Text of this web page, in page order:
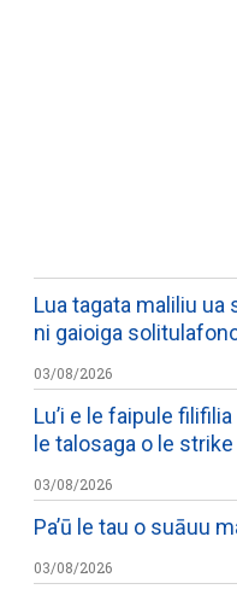
Lua tagata maliliu ua
ni gaioiga
03/08/2026
Lu’i e le faipule
le talosaga o le
03/08/2026
Pa’ū le tau o suāuu
03/08/2026